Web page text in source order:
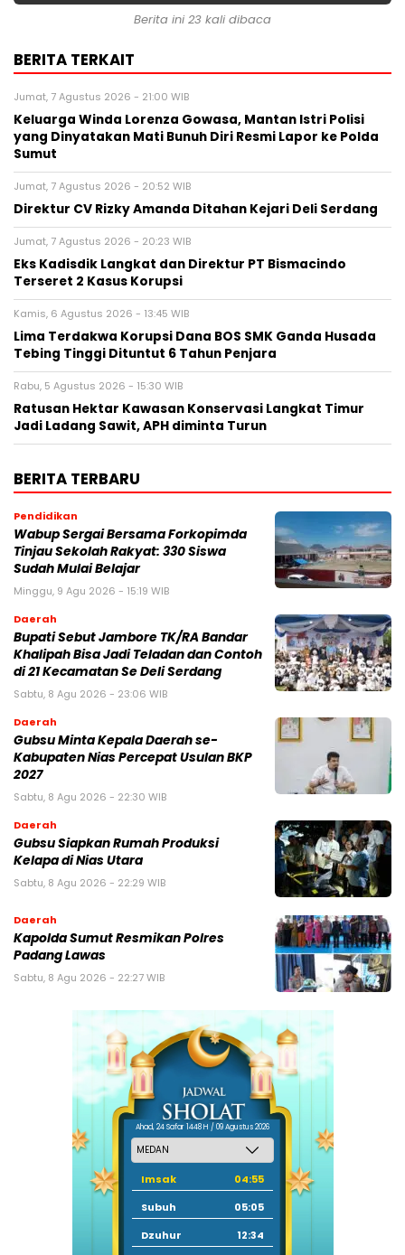
Berita ini 23 kali dibaca
BERITA TERKAIT
Jumat, 7 Agustus 2026 - 21:00 WIB
Keluarga Winda Lorenza Gowasa, Mantan Istri Polisi
yang Dinyatakan Mati Bunuh Diri Resmi Lapor ke Polda
Sumut
Jumat, 7 Agustus 2026 - 20:52 WIB
Direktur CV Rizky Amanda Ditahan Kejari Deli Serdang
Jumat, 7 Agustus 2026 - 20:23 WIB
Eks Kadisdik Langkat dan Direktur PT Bismacindo
Terseret 2 Kasus Korupsi
Kamis, 6 Agustus 2026 - 13:45 WIB
Lima Terdakwa Korupsi Dana BOS SMK Ganda Husada
Tebing Tinggi Dituntut 6 Tahun Penjara
Rabu, 5 Agustus 2026 - 15:30 WIB
Ratusan Hektar Kawasan Konservasi Langkat Timur
Jadi Ladang Sawit, APH diminta Turun
BERITA TERBARU
Pendidikan
Wabup Sergai Bersama Forkopimda
Tinjau Sekolah Rakyat: 330 Siswa
Sudah Mulai Belajar
Minggu, 9 Agu 2026 - 15:19 WIB
Daerah
Bupati Sebut Jambore TK/RA Bandar
Khalipah Bisa Jadi Teladan dan Contoh
di 21 Kecamatan Se Deli Serdang
Sabtu, 8 Agu 2026 - 23:06 WIB
Daerah
Gubsu Minta Kepala Daerah se-
Kabupaten Nias Percepat Usulan BKP
2027
Sabtu, 8 Agu 2026 - 22:30 WIB
Daerah
Gubsu Siapkan Rumah Produksi
Kelapa di Nias Utara
Sabtu, 8 Agu 2026 - 22:29 WIB
Daerah
Kapolda Sumut Resmikan Polres
Padang Lawas
Sabtu, 8 Agu 2026 - 22:27 WIB
Ahad, 24 Safar 1448 H / 09 Agustus 2026
Imsak
04:55
Subuh
05:05
Dzuhur
12:34